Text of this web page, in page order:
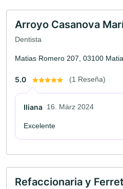
Arroyo Casanova
Dentista
Matias Romero 207, 03100
5.0 (1 Reseña)
Iliana 16. März 2024
Excelente
Refaccionaria y